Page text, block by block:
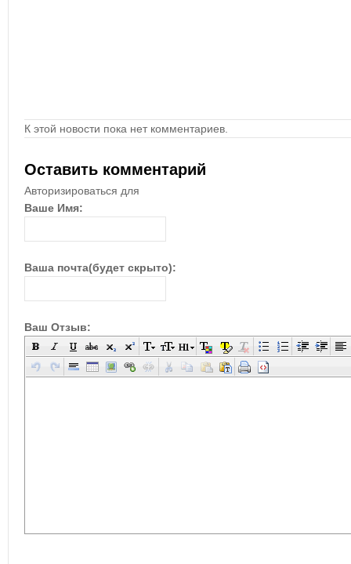
К этой новости пока нет комментариев.
Оставить комментарий
Авторизироваться для
Ваше Имя:
Ваша почта(будет скрыто):
Ваш Отзыв: